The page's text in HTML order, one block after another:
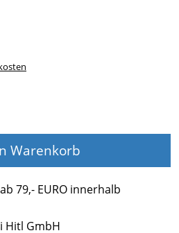
Warenkorb
79,- EURO innerhalb
Hitl GmbH